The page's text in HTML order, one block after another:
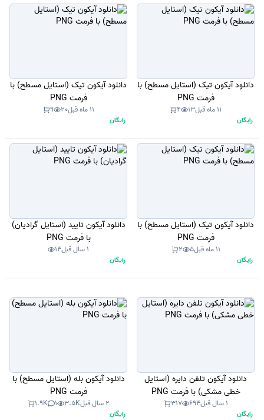
دانلود آیکون تیک (استایل مسطح) با
فرمت PNG
11 ماه قبل 13
4
رایگان
دانلود آیکون تیک (استایل مسطح) با
فرمت PNG
11 ماه قبل 20
9
رایگان
دانلود آیکون تیک (استایل مسطح) با
فرمت PNG
11 ماه قبل 5
2
رایگان
دانلود آیکون تایید (استایل گرادیان)
با فرمت PNG
1 سال قبل 14
رایگان
دانلود آیکون تلفن دایره (استایل
خطی مشکی) با فرمت PNG
1 سال قبل 694
317
رایگان
دانلود آیکون بله (استایل مسطح) با
فرمت PNG
2 سال قبل 3.5K
1
1.9K
رایگان